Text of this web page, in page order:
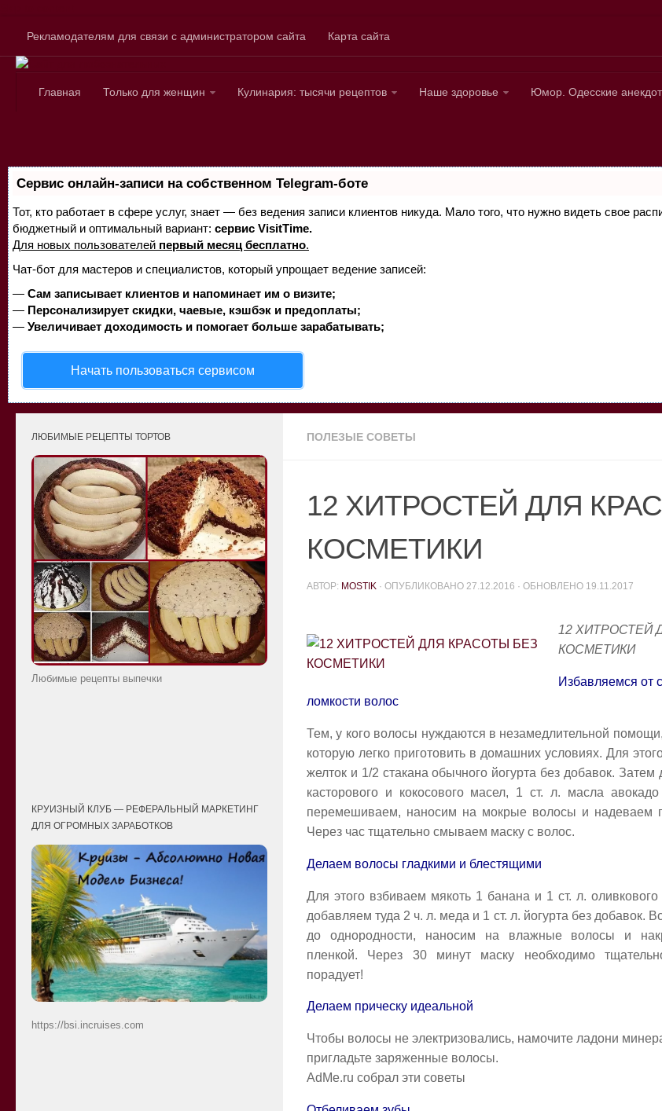
Рекламодателям для связи с администратором сайта Карта сайта
Главная Только для женщин Кулинария: тысячи рецептов Наше здоровье Юмор. Одесские
Сервис онлайн-записи на собственном Telegram-боте
Тот, кто работает в сфере услуг, знает — без ведения записи клиентов никуда. Мало того, что нужно видеть свое
бюджетный и оптимальный вариант: сервис VisitTime.
Для новых пользователей первый месяц бесплатно.
Чат-бот для мастеров и специалистов, который упрощает ведение записей:
— Сам записывает клиентов и напоминает им о визите;
— Персонализирует скидки, чаевые, кэшбэк и предоплаты;
— Увеличивает доходимость и помогает больше зарабатывать;
Начать пользоваться сервисом
ПОЛЕЗЫЕ СОВЕТЫ
12 ХИТРОСТЕЙ ДЛЯ
КОСМЕТИКИ
АВТОР: MOSTIK · ОПУБЛИКОВАНО 27.12.2016 · ОБНОВЛЕНО 19.11.2017
12 ХИТРОСТЕЙ
КОСМЕТИКИ
Избавляемся от
ломкости волос
Тем, у кого волосы нуждаются в незамедлительной
которую легко приготовить в домашних условиях. Для
желток и 1/2 стакана обычного йогурта без добавок. Затем
касторового и кокосового масел, 1 ст. л. масла
перемешиваем, наносим на мокрые волосы и надеваем
Через час тщательно смываем маску с волос.
Делаем волосы гладкими и блестящими
Для этого взбиваем мякоть 1 банана и 1 ст. л.
добавляем туда 2 ч. л. меда и 1 ст. л. йогурта без
до однородности, наносим на влажные волосы и
пленкой. Через 30 минут маску необходимо
порадует!
Делаем прическу идеальной
Чтобы волосы не электризовались, намочите ладони
пригладьте заряженные волосы.
AdMe.ru собрал эти советы
ЛЮБИМЫЕ РЕЦЕПТЫ ТОРТОВ
Любимые рецепты выпечки
КРУИЗНЫЙ КЛУБ — РЕФЕРАЛЬНЫЙ МАРКЕТИНГ
ДЛЯ ОГРОМНЫХ ЗАРАБОТКОВ
https://bsi.incruises.com